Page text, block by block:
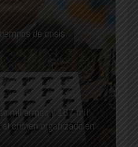
de crisis
mil armas y 187 mil
crimen organizado en